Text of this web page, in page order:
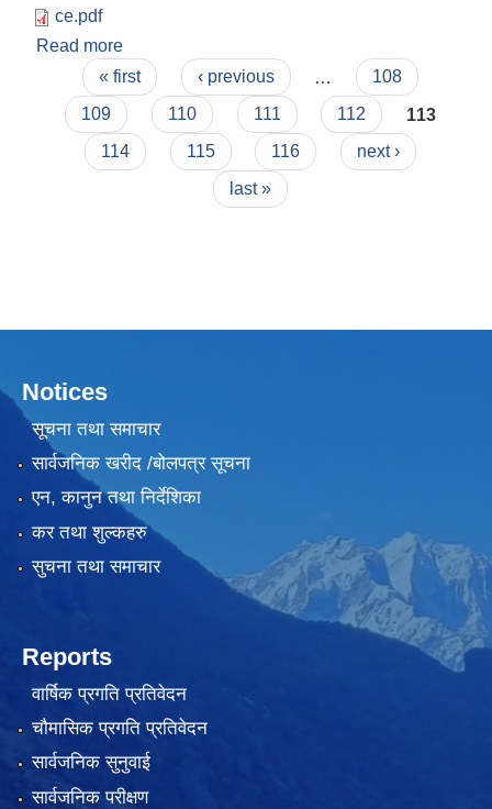
ce.pdf
Read more
(Civil Engineer)
Pages« first ‹ previous
108
109
110 111 112
113
114
115 116
next ›
last »
Notices
सूचना तथा समाचार
सार्वजनिक खरीद /बोलपत्र सूचना
एन, कानुन तथा निर्देशिका
कर तथा शुल्कहरु
सुचना तथा समाचार
Reports
वार्षिक प्रगति प्रतिवेदन
चौमासिक प्रगति प्रतिवेदन
सार्वजनिक सुनुवाई
सार्वजनिक परीक्षण